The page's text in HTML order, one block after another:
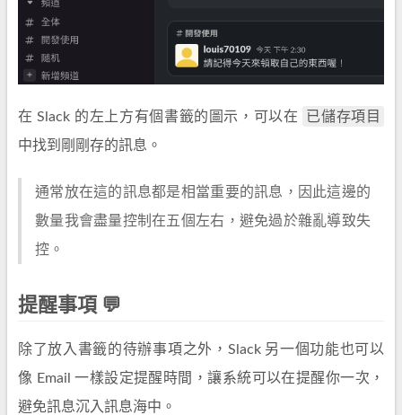
在 Slack 的左上方有個書籤的圖示，可以在 已儲存項目
中找到剛剛存的訊息。
通常放在這的訊息都是相當重要的訊息，因此這邊的
數量我會盡量控制在五個左右，避免過於雜亂導致失
控。
提醒事項 💬
除了放入書籤的待辦事項之外，Slack 另一個功能也可以
像 Email 一樣設定提醒時間，讓系統可以在提醒你一次，
避免訊息沉入訊息海中。